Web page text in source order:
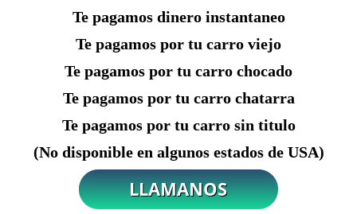
Te pagamos dinero instantaneo
Te pagamos por tu carro viejo
Te pagamos por tu carro chocado
Te pagamos por tu carro chatarra
Te pagamos por tu carro sin titulo
(No disponible en algunos estados de USA)